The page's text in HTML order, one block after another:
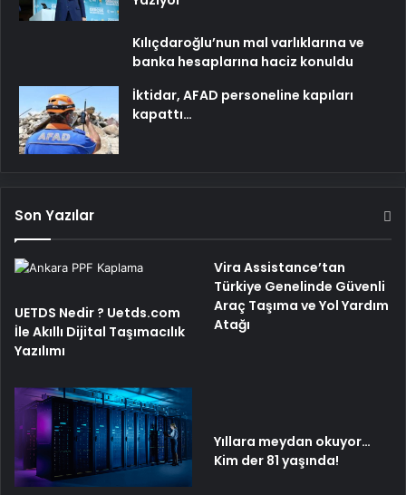
Kılıçdaroğlu’nun mal varlıklarına ve
banka hesaplarına haciz konuldu
İktidar, AFAD personeline kapıları
kapattı…
Son Yazılar
UETDS Nedir ? Uetds.com
İle Akıllı Dijital Taşımacılık
Yazılımı
Vira Assistance’tan
Türkiye Genelinde Güvenli
Araç Taşıma ve Yol Yardım
Atağı
Yıllara meydan okuyor…
Kim der 81 yaşında!